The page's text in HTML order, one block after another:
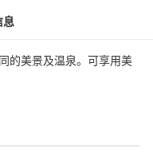
息
的美景及温泉。可享用美